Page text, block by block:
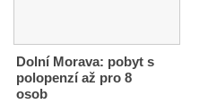
Dolní Morava: pobyt s
polopenzí až pro 8
osob